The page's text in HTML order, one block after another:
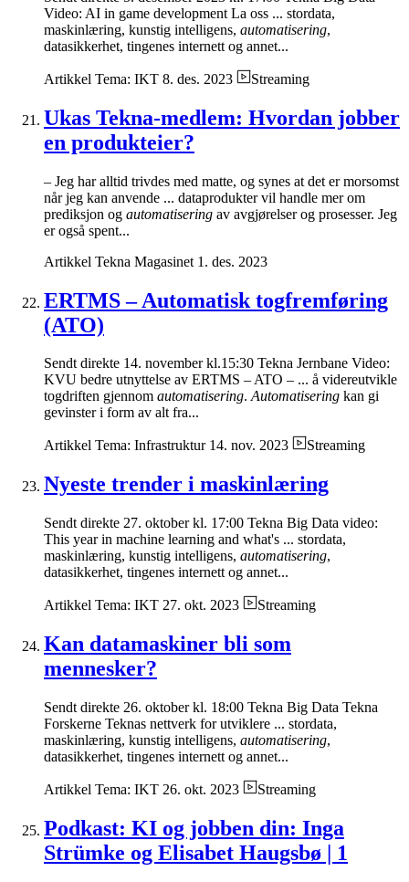
Video: AI in game development La oss ... stordata,
maskinlæring, kunstig intelligens, automatisering,
datasikkerhet, tingenes internett og annet...
Artikkel Tema: IKT 8. des. 2023 Streaming
Ukas Tekna-medlem: Hvordan jobber
en produkteier?
– Jeg har alltid trivdes med matte, og synes at det er morsomst
når jeg kan anvende ... dataprodukter vil handle mer om
prediksjon og automatisering av avgjørelser og prosesser. Jeg
er også spent...
Artikkel Tekna Magasinet 1. des. 2023
ERTMS – Automatisk togfremføring
(ATO)
Sendt direkte 14. november kl.15:30 Tekna Jernbane Video:
KVU bedre utnyttelse av ERTMS – ATO – ... å videreutvikle
togdriften gjennom automatisering.Automatisering kan gi
gevinster i form av alt fra...
Artikkel Tema: Infrastruktur 14. nov. 2023 Streaming
Nyeste trender i maskinlæring
Sendt direkte 27. oktober kl. 17:00 Tekna Big Data video:
This year in machine learning and what's ... stordata,
maskinlæring, kunstig intelligens, automatisering,
datasikkerhet, tingenes internett og annet...
Artikkel Tema: IKT 27. okt. 2023 Streaming
Kan datamaskiner bli som
mennesker?
Sendt direkte 26. oktober kl. 18:00 Tekna Big Data Tekna
Forskerne Teknas nettverk for utviklere ... stordata,
maskinlæring, kunstig intelligens, automatisering,
datasikkerhet, tingenes internett og annet...
Artikkel Tema: IKT 26. okt. 2023 Streaming
Podkast: KI og jobben din: Inga
Strümke og Elisabet Haugsbø | 1